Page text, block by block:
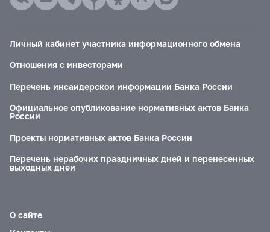
Личный кабинет участника информационного обмена
Отношения с инвесторами
Перечень инсайдерской информации Банка России
Официальное опубликование нормативных актов Банка
России
Проекты нормативных актов Банка России
Перечень нерабочих праздничных дней и перенесенных
выходных дней
О сайте